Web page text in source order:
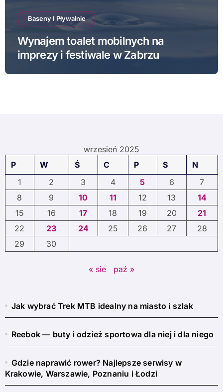
Baseny I Pływalnie
Wynajem toalet mobilnych na
imprezy i festiwale w Zabrzu
wrzesień 2025
P
W Ś C P S
N
1
2 3 4 5 6
7
8
9 10 11 12 13
14
15
16 17 18 19 20
21
22
23 24 25 26 27
28
29
30
« sie paź »
Jak wybrać Trek MTB idealny na miasto i szlak
Reebok — buty i odzież sportowa dla niej i dla niego
Gdzie naprawić rower? Najlepsze serwisy w
Krakowie, Warszawie, Poznaniu i Łodzi